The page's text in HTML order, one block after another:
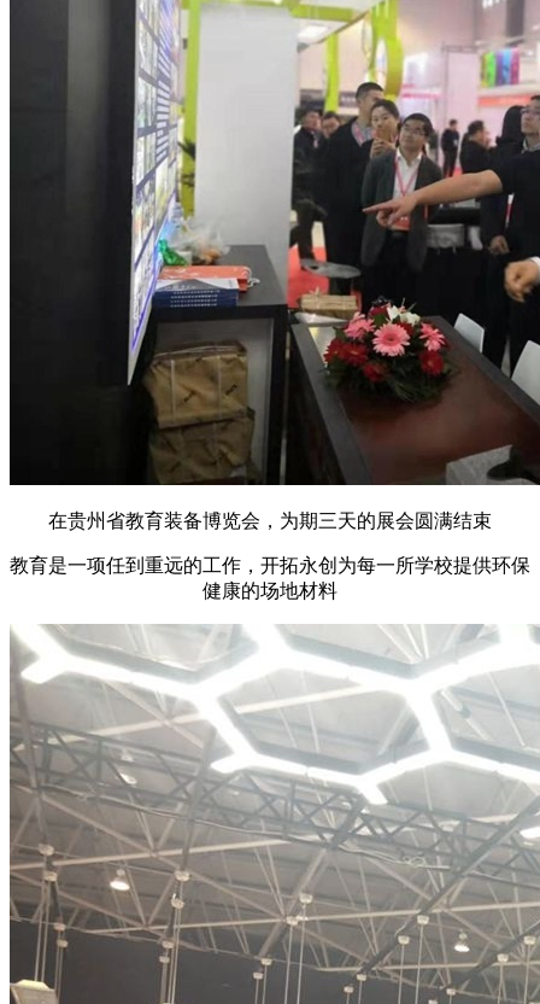
在贵州省教育装备博览会，为期三天的展会圆满结束
教育是一项任到重远的工作，开拓永创为每一所学校提供环保
健康的场地材料